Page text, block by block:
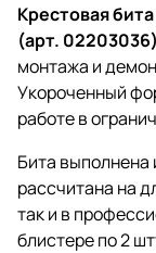
Крестовая
(арт. 02203036)
монтажа и
Укороченный
работе в
Бита выполнена
рассчитана на
так и в
блистере по 2